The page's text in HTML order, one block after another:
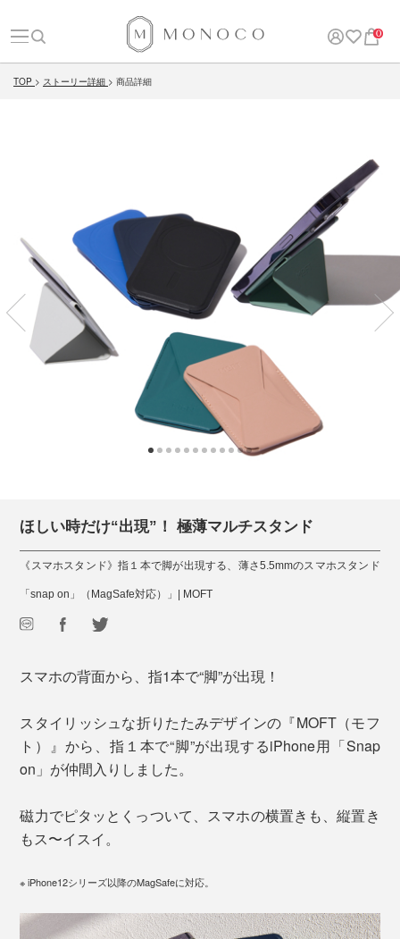
0
TOP ストーリー詳細 商品詳細
ほしい時だけ“出現”！ 極薄マルチスタンド
《スマホスタンド》指１本で脚が出現する、薄さ5.5mmのスマホスタンド
「snap on」（MagSafe対応）」| MOFT
スマホの背面から、指1本で“脚”が出現！
スタイリッシュな折りたたみデザインの『MOFT（モフ
ト）』から、指１本で“脚”が出現するiPhone用「Snap
on」が仲間入りしました。
磁力でピタッとくっついて、スマホの横置きも、縦置き
もス〜イスイ。
※ iPhone12シリーズ以降のMagSafeに対応。